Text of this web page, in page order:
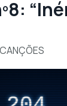
CANÇÕES